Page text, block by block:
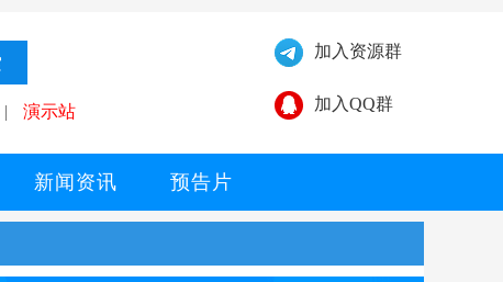
| 演示站
加入资源群
加入QQ群
新闻资讯 预告片